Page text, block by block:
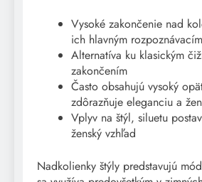
Vysoké zakončenie nad
ich hlavným
Alternatíva ku klasickým
zakončením
Často obsahujú vysoký
zdôrazňuje eleganciu a
Vplyv na štýl, siluetu
ženský vzhľad
Nadkolienky štýly predstavujú